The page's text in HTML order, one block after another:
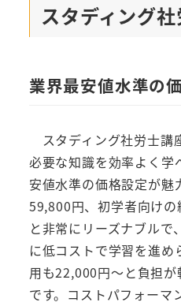
スタディング
業界最安値水準の
スタディング社労士講
必要な知識を効率よく学
安値水準の価格設定が魅
59,800円、初学者向け
と非常にリーズナブルで
に低コストで学習を進め
用も22,000円～と負担
です。コストパフォーマ